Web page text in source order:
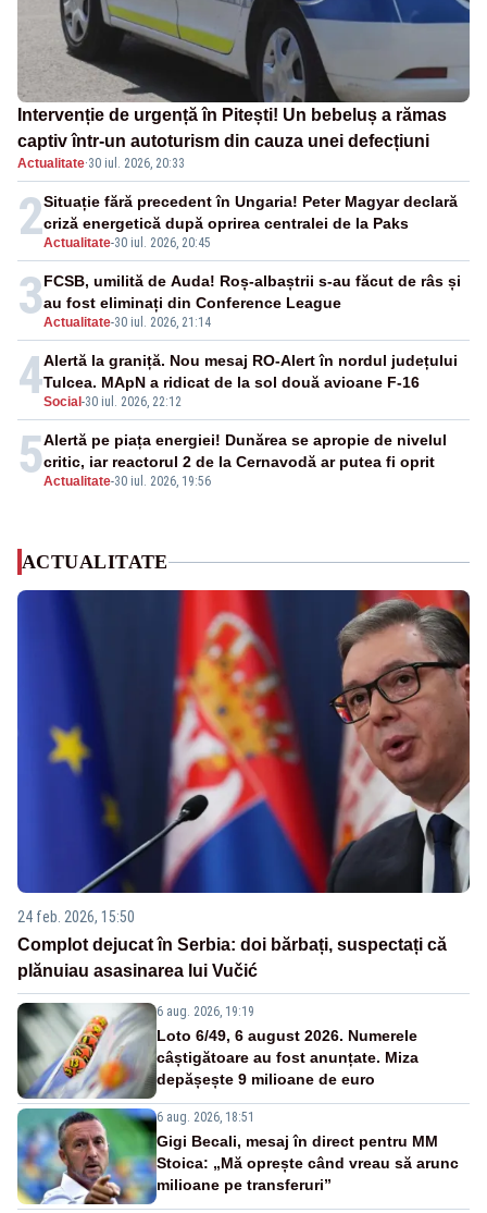
Intervenție de urgență în Pitești! Un bebeluș a rămas
captiv într-un autoturism din cauza unei defecțiuni
Actualitate·30 iul. 2026, 20:33
2Actualitate-30 iul. 2026, 20:45
Situație fără precedent în Ungaria! Peter Magyar declară
criză energetică după oprirea centralei de la Paks
3Actualitate-30 iul. 2026, 21:14
FCSB, umilită de Auda! Roș-albaștrii s-au făcut de râs și
au fost eliminați din Conference League
4Social -30 iul. 2026, 22:12
Alertă la graniță. Nou mesaj RO-Alert în nordul județului
Tulcea. MApN a ridicat de la sol două avioane F-16
5Actualitate-30 iul. 2026, 19:56
Alertă pe piața energiei! Dunărea se apropie de nivelul
critic, iar reactorul 2 de la Cernavodă ar putea fi oprit
ACTUALITATE
24 feb. 2026, 15:50
Complot dejucat în Serbia: doi bărbați, suspectați că
plănuiau asasinarea lui Vučić
6 aug. 2026, 19:19
Loto 6/49, 6 august 2026. Numerele
câștigătoare au fost anunțate. Miza
depășește 9 milioane de euro
6 aug. 2026, 18:51
Gigi Becali, mesaj în direct pentru MM
Stoica: „Mă oprește când vreau să arunc
milioane pe transferuri”